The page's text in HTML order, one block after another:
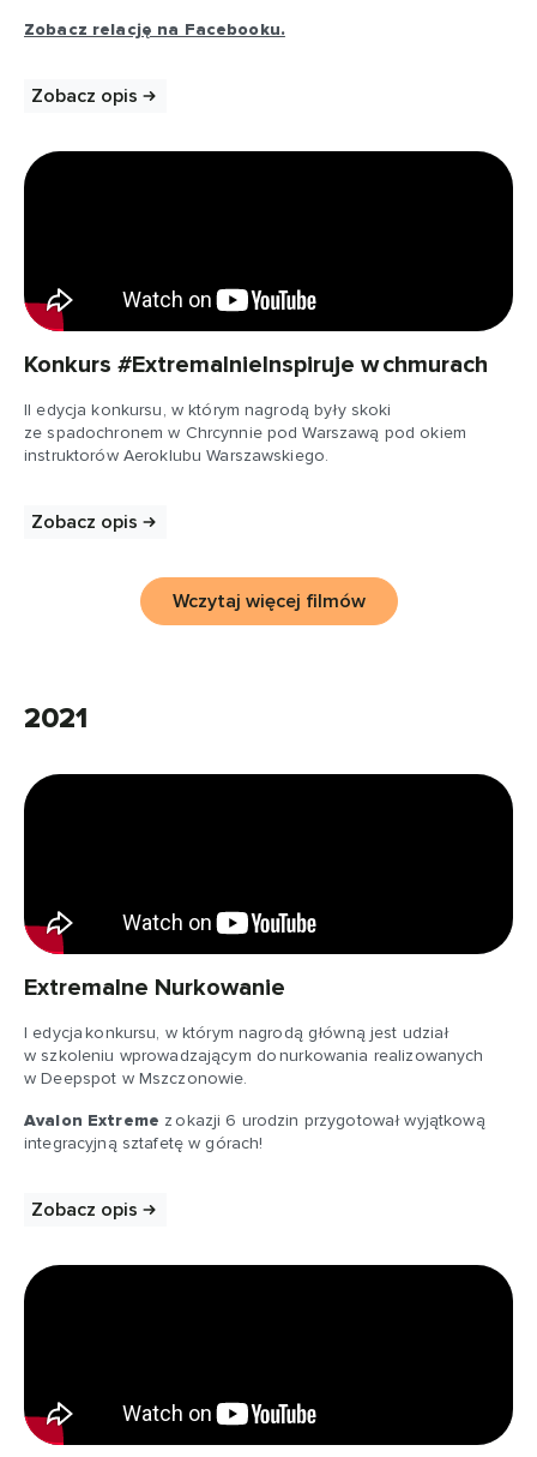
Zobacz relację na Facebooku.
Zobacz opis
Konkurs #ExtremalnieInspiruje w chmurach
II edycja konkursu, w którym nagrodą były skoki
ze spadochronem w Chrcynnie pod Warszawą pod okiem
instruktorów Aeroklubu Warszawskiego.
Zobacz opis
Wczytaj więcej filmów
2021
Extremalne Nurkowanie
I edycja konkursu, w którym nagrodą główną jest udział
w szkoleniu wprowadzającym do nurkowania realizowanych
w Deepspot w Mszczonowie.
Avalon Extreme z okazji 6 urodzin przygotował wyjątkową
integracyjną sztafetę w górach!
Zobacz opis